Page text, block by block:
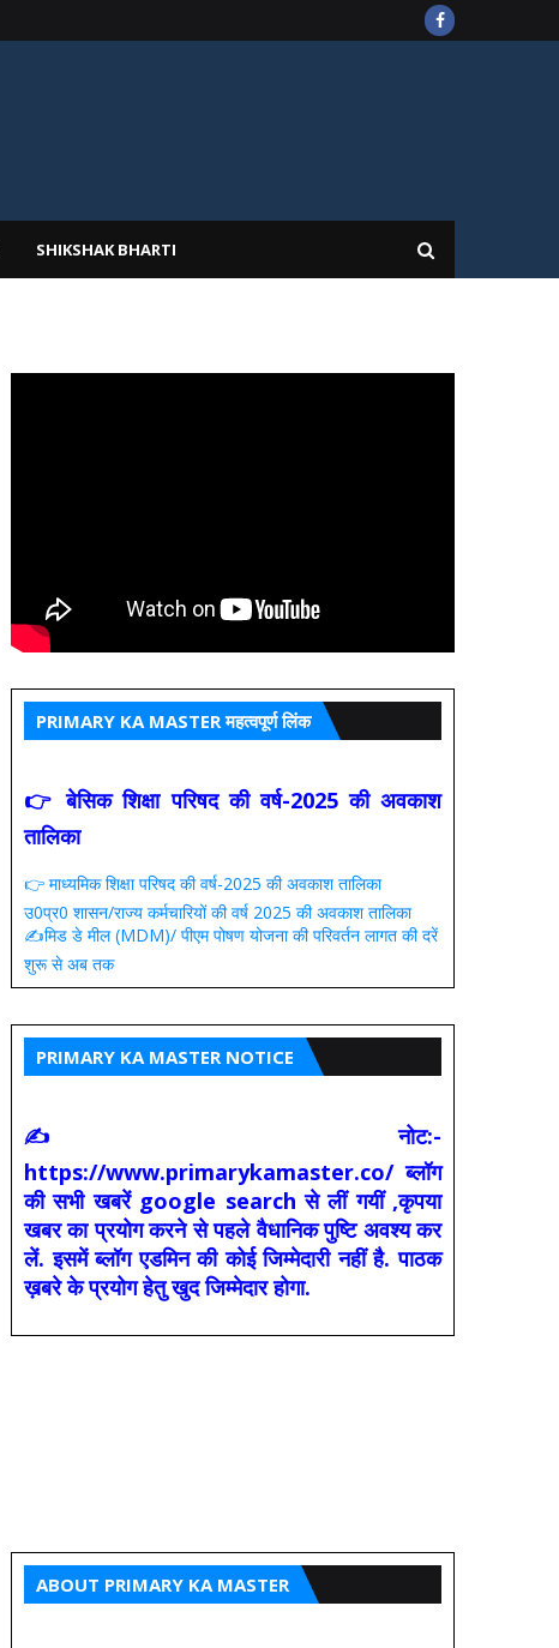
SHIKSHAK BHARTI
PRIMARY KA MASTER महत्वपूर्ण लिंक
👉 बेसिक शिक्षा परिषद की वर्ष-2025 की अवकाश
तालिका
👉 माध्यमिक शिक्षा परिषद की वर्ष-2025 की अवकाश तालिका
उ0प्र0 शासन/राज्य कर्मचारियों की वर्ष 2025 की अवकाश तालिका
✍️मिड डे मील (MDM)/ पीएम पोषण योजना की परिवर्तन लागत की दरें
शुरू से अब तक
PRIMARY KA MASTER NOTICE
✍ नोट:-
https://www.primarykamaster.co/ ब्लॉग
की सभी खबरें google search से लीं गयीं ,कृपया
खबर का प्रयोग करने से पहले वैधानिक पुष्टि अवश्य कर
लें. इसमें ब्लॉग एडमिन की कोई जिम्मेदारी नहीं है. पाठक
ख़बरे के प्रयोग हेतु खुद जिम्मेदार होगा.
ABOUT PRIMARY KA MASTER